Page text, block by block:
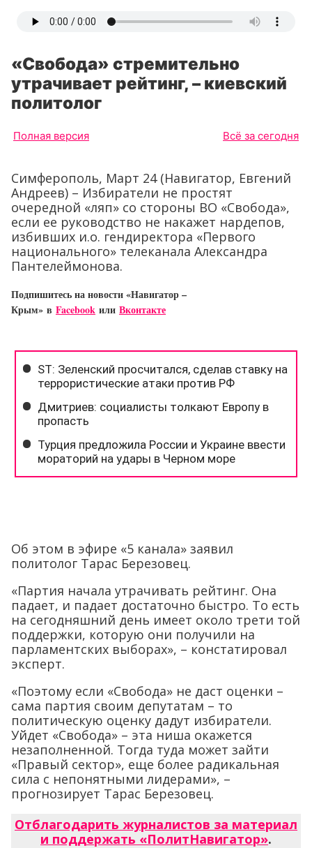
«Свобода» стремительно
утрачивает рейтинг, – киевский
политолог
Полная версия Всё за сегодня
Симферополь, Март 24 (Навигатор, Евгений
Андреев) – Избиратели не простят
очередной «ляп» со стороны ВО «Свобода»,
если ее руководство не накажет нардепов,
избивших и.о. гендиректора «Первого
национального» телеканала Александра
Пантелеймонова.
Подпишитесь на новости «Навигатор –
Крым» в Facebook или Вконтакте
Об этом в эфире «5 канала» заявил
политолог Тарас Березовец.
«Партия начала утрачивать рейтинг. Она
падает, и падает достаточно быстро. То есть
на сегодняшний день имеет около трети той
поддержки, которую они получили на
парламентских выборах», – констатировал
эксперт.
«Поэтому если «Свобода» не даст оценки –
сама партия своим депутатам – то
политическую оценку дадут избиратели.
Уйдет «Свобода» – эта ниша окажется
незаполненной. Тогда туда может зайти
«Правый сектор», еще более радикальная
сила с непонятными лидерами», –
прогнозирует Тарас Березовец.
Отблагодарить журналистов за материал
и поддержать «ПолитНавигатор».